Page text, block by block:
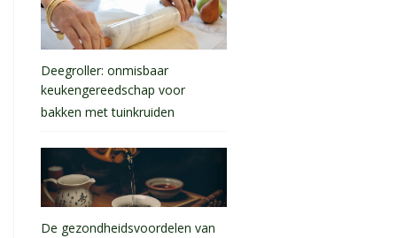
Deegroller: onmisbaar
keukengereedschap voor
bakken met tuinkruiden
De gezondheidsvoordelen van